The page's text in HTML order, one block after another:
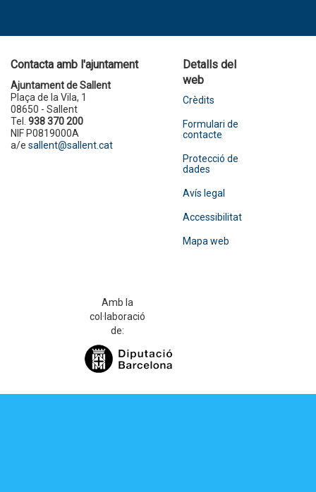
Contacta amb l'ajuntament
Ajuntament de Sallent
Plaça de la Vila, 1
08650 - Sallent
Tel. 938 370 200
NIF P0819000A
a/e sallent@sallent.cat
Detalls del
web
Crèdits
Formulari de
contacte
Protecció de
dades
Avís legal
Accessibilitat
Mapa web
Amb la
col·laboració
de: